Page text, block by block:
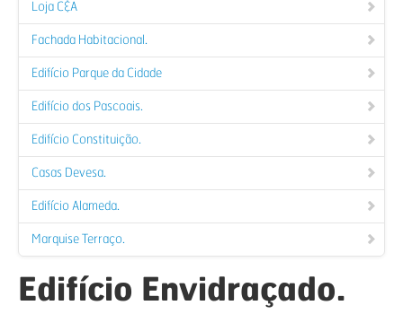
Loja C&A
Fachada Habitacional.
Edifício Parque da Cidade
Edifício dos Pascoais.
Edifício Constituição.
Casas Devesa.
Edifício Alameda.
Marquise Terraço.
Edifício Envidraçado.